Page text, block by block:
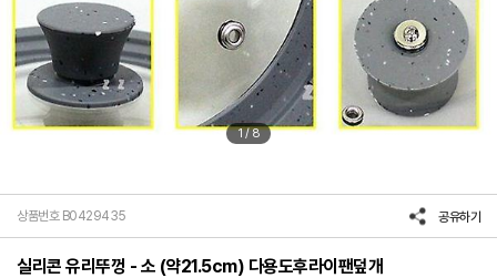
1/8
상품번호 B0429435 공유하기
실리콘 유리뚜껑 - 소 (약21.5cm) 다용도후라이팬덮개